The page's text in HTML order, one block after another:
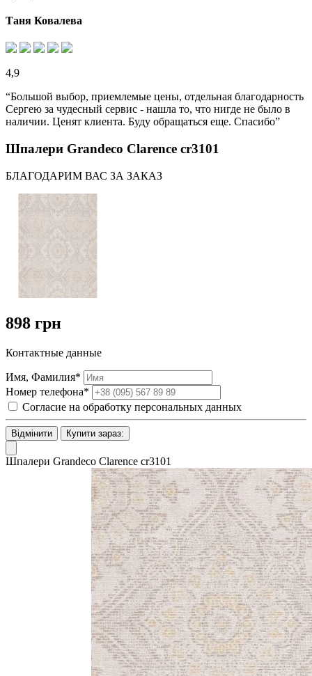
Таня Ковалева
4,9
“Большой выбор, приемлемые цены, отдельная благодарность
Сергею за чудесный сервис - нашла то, что нигде не было в
наличии. Ценят клиента. Буду обращаться еще. Спасибо”
Шпалери Grandeco Clarence cr3101
БЛАГОДАРИМ ВАС ЗА ЗАКАЗ
898 грн
Контактные данные
Имя, Фамилия*
Номер телефона*
Согласие на обработку персональных данных
Відмінити Купити зараз:
Шпалери Grandeco Clarence cr3101